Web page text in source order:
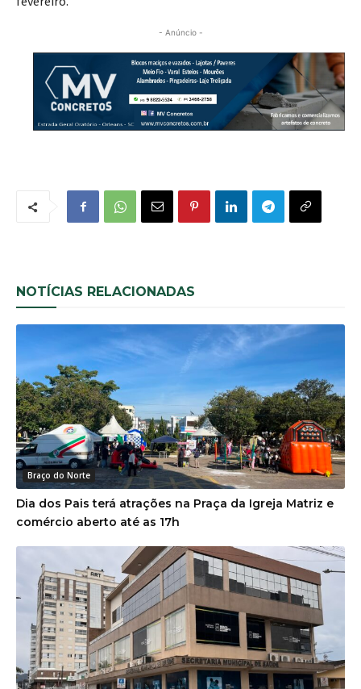
- Anúncio -
NOTÍCIAS RELACIONADAS
Braço do Norte
Dia dos Pais terá atrações na Praça da Igreja Matriz e
comércio aberto até as 17h